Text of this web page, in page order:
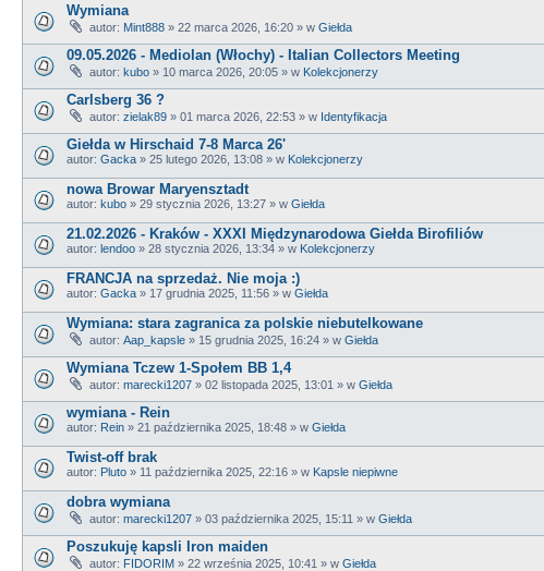
Wymiana
autor: Mint888 » 22 marca 2026, 16:20 » w Giełda
09.05.2026 - Mediolan (Włochy) - Italian Collectors Meeting
autor: kubo » 10 marca 2026, 20:05 » w Kolekcjonerzy
Carlsberg 36 ?
autor: zielak89 » 01 marca 2026, 22:53 » w Identyfikacja
Giełda w Hirschaid 7-8 Marca 26'
autor: Gacka » 25 lutego 2026, 13:08 » w Kolekcjonerzy
nowa Browar Maryensztadt
autor: kubo » 29 stycznia 2026, 13:27 » w Giełda
21.02.2026 - Kraków - XXXI Międzynarodowa Giełda Birofiliów
autor: lendoo » 28 stycznia 2026, 13:34 » w Kolekcjonerzy
FRANCJA na sprzedaż. Nie moja :)
autor: Gacka » 17 grudnia 2025, 11:56 » w Giełda
Wymiana: stara zagranica za polskie niebutelkowane
autor: Aap_kapsle » 15 grudnia 2025, 16:24 » w Giełda
Wymiana Tczew 1-Społem BB 1,4
autor: marecki1207 » 02 listopada 2025, 13:01 » w Giełda
wymiana - Rein
autor: Rein » 21 października 2025, 18:48 » w Giełda
Twist-off brak
autor: Pluto » 11 października 2025, 22:16 » w Kapsle niepiwne
dobra wymiana
autor: marecki1207 » 03 października 2025, 15:11 » w Giełda
Poszukuję kapsli Iron maiden
autor: FIDORIM » 22 września 2025, 10:41 » w Giełda